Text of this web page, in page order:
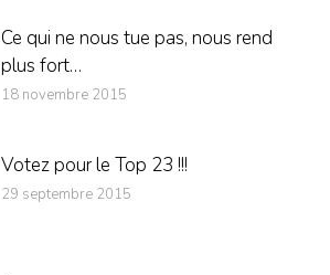
Ce qui ne nous tue pas, nous rend
plus fort…
18 novembre 2015
Votez pour le Top 23 !!!
29 septembre 2015